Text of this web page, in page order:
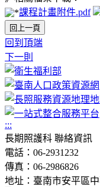
課程計畫附件.pdf
回上一頁
回到頂端
下一則
:::
長期照護科 聯絡資訊
電話：06-2931232
傳真：06-2986826
地址：臺南市安平區